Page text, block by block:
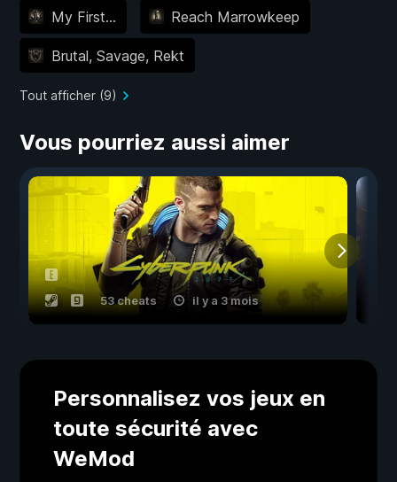
My First... Reach Marrowkeep
Brutal, Savage, Rekt
Tout afficher (9)
Vous pourriez aussi aimer
53 cheats il y a 3 mois
Personnalisez vos jeux en
toute sécurité avec
WeMod